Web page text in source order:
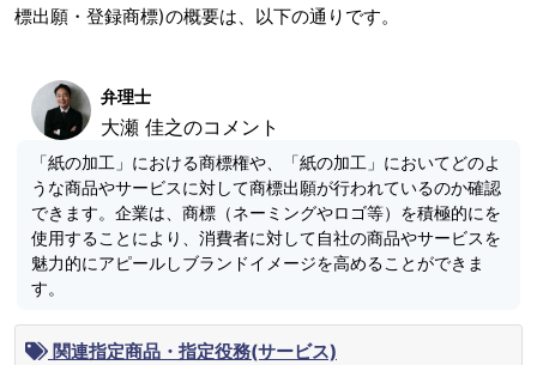
標出願・登録商標)の概要は、以下の通りです。
弁理士
大瀬 佳之のコメント
「紙の加工」における商標権や、「紙の加工」においてどのよ
うな商品やサービスに対して商標出願が行われているのか確認
できます。企業は、商標（ネーミングやロゴ等）を積極的にを
使用することにより、消費者に対して自社の商品やサービスを
魅力的にアピールしブランドイメージを高めることができま
す。
関連指定商品・指定役務(サービス)